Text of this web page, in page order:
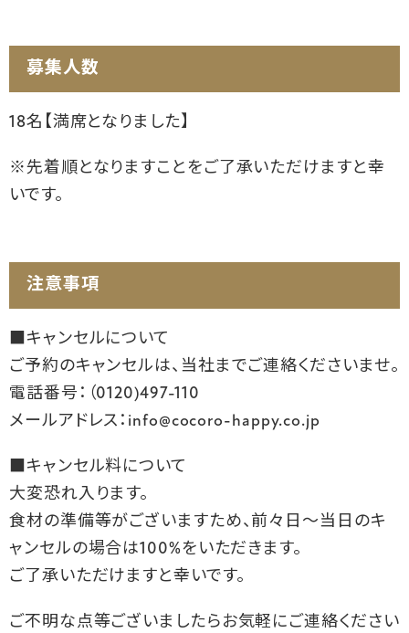
募集人数
18名【満席となりました】
※先着順となりますことをご了承いただけますと幸
いです。
注意事項
■キャンセルについて
ご予約のキャンセルは、当社までご連絡くださいませ。
電話番号：（0120)497-110
メールアドレス：info@cocoro-happy.co.jp
■キャンセル料について
大変恐れ入ります。
食材の準備等がございますため、前々日～当日のキ
ャンセルの場合は100%をいただきます。
ご了承いただけますと幸いです。
ご不明な点等ございましたらお気軽にご連絡ください